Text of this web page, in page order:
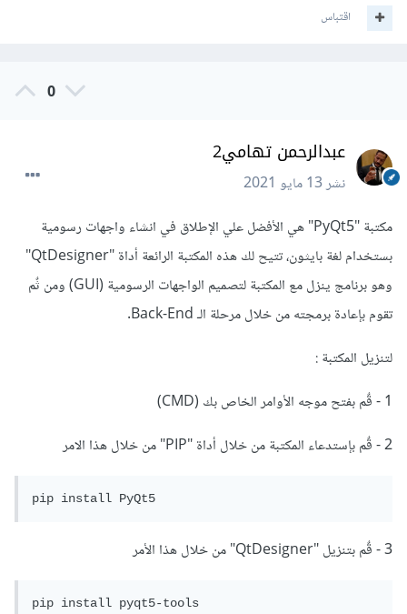
مدونةreal pythonتقدم شرح مفصل حول المكتبة واستعمالاتها
اقتباس
0
عبدالرحمن تهامي2
نشر13 مايو 2021
مكتبة "PyQt5" هي الأفضل علي الإطلاق في انشاء واجهات رسومية
بستخدام لغة بايثون، تتيح لك هذه المكتبة الرائعة أداة "QtDesigner"
وهو برنامج ينزل مع المكتبة لتصميم الواجهات الرسومية (GUI) ومن ثٌم
تقوم بإعادة برمجته من خلال مرحلة الـ Back-End.
لتنزيل المكتبة :
1 - قٌم بفتح موجه الأوامر الخاص بك (CMD)
2 - قٌم بإستدعاء المكتبة من خلال أداة "PIP" من خلال هذا الامر
pip install PyQt5
3 - قٌم بتنزيل "QtDesigner" من خلال هذا الأمر